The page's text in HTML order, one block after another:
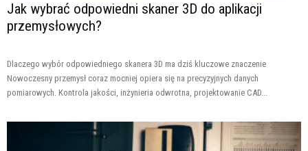
Jak wybrać odpowiedni skaner 3D do aplikacji
przemysłowych?
Dlaczego wybór odpowiedniego skanera 3D ma dziś kluczowe znaczenie
Nowoczesny przemysł coraz mocniej opiera się na precyzyjnych danych
pomiarowych. Kontrola jakości, inżynieria odwrotna, projektowanie CAD...